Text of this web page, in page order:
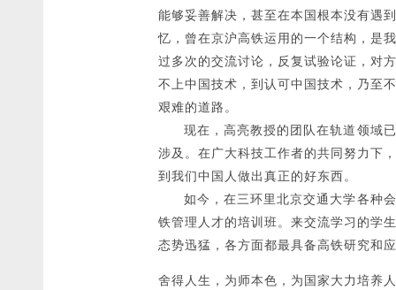
能够妥善解决，甚至在本国根本没有遇
忆，曾在京沪高铁运用的一个结构，是
过多次的交流讨论，反复试验论证，对
不上中国技术，到认可中国技术，乃至
艰难的道路。
现在，高亮教授的团队在轨道领域已
涉及。在广大科技工作者的共同努力下
到我们中国人做出真正的好东西。
如今，在三环里北京交通大学各种会
铁管理人才的培训班。来交流学习的学
态势迅猛，各方面都最具备高铁研究和
舍得人生，为师本色，为国家大力培养